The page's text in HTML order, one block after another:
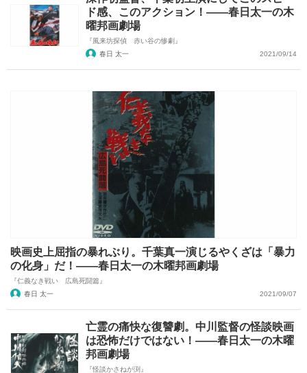
ド感、このアクション！――春日太一の木
曜邦画劇場
『風来坊探偵 赤い谷の惨劇』
春日 太一
2021/09/14
映画史上屈指の暴れぶり。千葉真一演じるやくざは「暴力
の化身」だ！――春日太一の木曜邦画劇場
『仁義なき戦い 広島死闘篇』
春日 太一
2021/09/07
亡霊の痛快な復讐劇。中川監督の怪談映画
は恐怖だけではない！――春日太一の木曜
邦画劇場
『怪談かさねが渕』